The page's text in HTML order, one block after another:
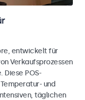
entwickelt für
Verkaufsprozessen
Diese POS-
und
täglichen